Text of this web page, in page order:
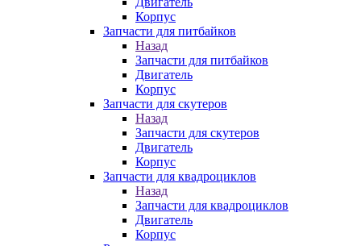
Корпус
Запчасти для питбайков
Назад
Запчасти для питбайков
Двигатель
Корпус
Запчасти для скутеров
Назад
Запчасти для скутеров
Двигатель
Корпус
Запчасти для квадроциклов
Назад
Запчасти для квадроциклов
Двигатель
Корпус